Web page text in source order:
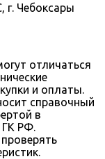
Чебоксары
отличаться
и оплаты.
справочный
в
ГК РФ.